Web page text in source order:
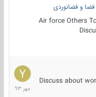
و فضانوردی
Air force Others
Discuss about
15
مهر
1393